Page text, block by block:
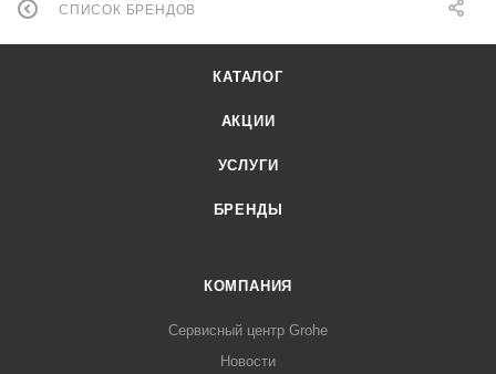
СПИСОК БРЕНДОВ
КАТАЛОГ
АКЦИИ
УСЛУГИ
БРЕНДЫ
КОМПАНИЯ
Сервисный центр Grohe
Новости